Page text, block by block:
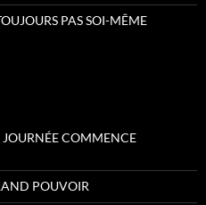
PAS SOI-MÊME
COMMENCE
POUVOIR